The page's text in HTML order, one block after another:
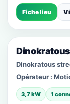
Fiche lieu
Dinokratous
Opérateur :
3,7 kW 1